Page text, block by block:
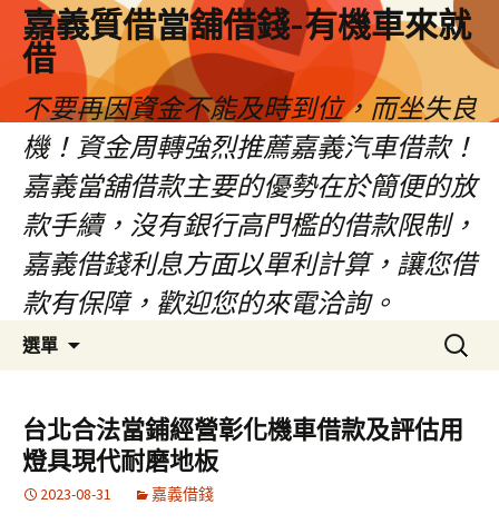
嘉義質借當舖借錢-有機車來就
借
不要再因資金不能及時到位，而坐失良
機！資金周轉強烈推薦嘉義汽車借款！
嘉義當舖借款主要的優勢在於簡便的放
款手續，沒有銀行高門檻的借款限制，
嘉義借錢利息方面以單利計算，讓您借
款有保障，歡迎您的來電洽詢。
選單
容
區
搜
尋
鍵
字:
台北合法當鋪經營彰化機車借款及評估用
燈具現代耐磨地板
2023-08-31 嘉義借錢